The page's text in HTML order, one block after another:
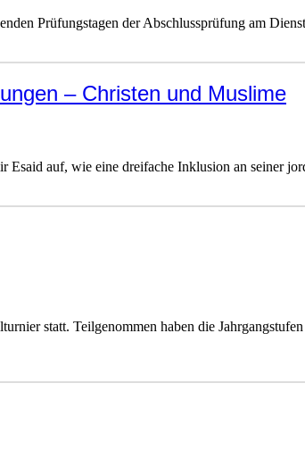
Prüfungstagen der Abschlussprüfung am
– Christen und Muslime
Esaid auf, wie eine dreifache Inklusion an seiner
statt. Teilgenommen haben die